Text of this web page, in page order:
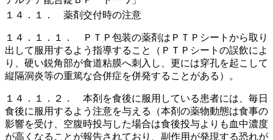
１４．１． 薬剤交付時の注意
１４．１．１． ＰＴＰ包装の薬剤はＰＴＰシートから取り
出して服用するよう指導すること（ＰＴＰシートの誤飲によ
り、硬い鋭角部が食道粘膜へ刺入し、更には穿孔を起こして
縦隔洞炎等の重篤な合併症を併発することがある）。
１４．１．２． 本剤を食後に服用している患者には、毎日
食後に服用するよう注意を与える（本剤の薬物動態は食事の
影響を受け、空腹時投与した場合は食後投与よりも血中濃度
が高くなることが報告されており、副作用が発現する恐れが